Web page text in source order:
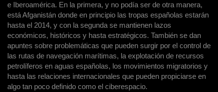
e Iberoamérica. En la primera, y no podía ser de otra manera,
está Afganistán donde en principio las tropas españolas estarán
hasta el 2014, y con la segunda se mantienen lazos
económicos, históricos y hasta estratégicos. También se dan
apuntes sobre problemáticas que pueden surgir por el control de
las rutas de navegación marítimas, la explotación de recursos
petrolíferos en aguas españolas, los movimientos migratorios y
hasta las relaciones internacionales que pueden propiciarse en
algo tan poco definido como el ciberespacio.